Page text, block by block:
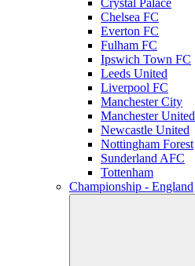
Crystal Palace
Chelsea FC
Everton FC
Fulham FC
Ipswich Town FC
Leeds United
Liverpool FC
Manchester City
Manchester United
Newcastle United
Nottingham Forest
Sunderland AFC
Tottenham
Championship - England